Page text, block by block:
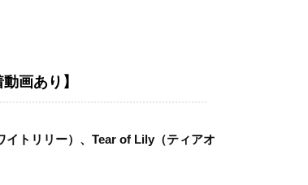
画あり】
イトリリー）、Tear of Lily（ティアオ